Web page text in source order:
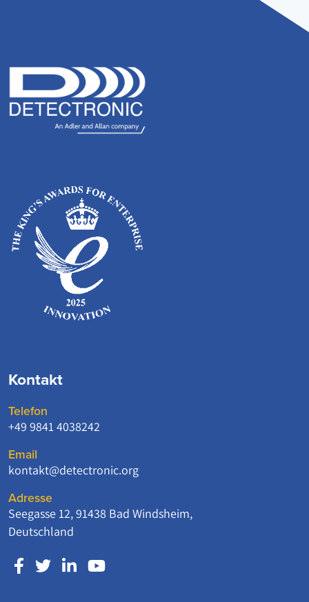
Kontakt
Telefon
+49 9841 4038242
Email
kontakt@detectronic.org
Adresse
Seegasse 12, 91438 Bad Windsheim,
Deutschland